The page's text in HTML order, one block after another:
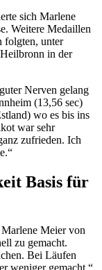
sich Marlene
Weitere Medaillen
folgten, unter
in der
Nerven gelang
(13,56 sec)
wo es bis ins
war sehr
zufrieden. Ich
Basis für
Meier von
zu gemacht.
Bei Läufen
weniger gemacht.“